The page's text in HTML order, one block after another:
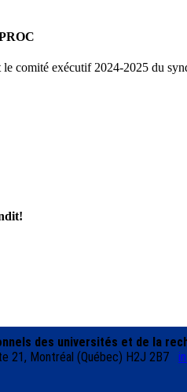
des universités et de la
21, Montréal (Québec) H2J 2B7